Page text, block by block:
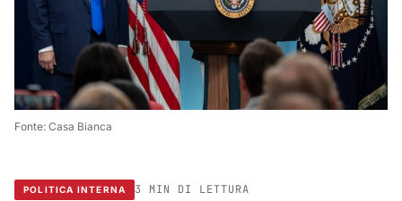
Fonte: Casa Bianca
POLITICA INTERNA 3 MIN DI LETTURA